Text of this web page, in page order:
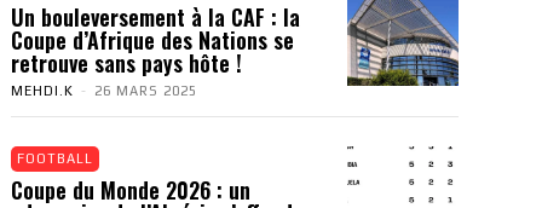
Un bouleversement à la CAF : la
Coupe d’Afrique des Nations se
retrouve sans pays hôte !
MEHDI.K - 26 MARS 2025
FOOTBALL
Coupe du Monde 2026 : un